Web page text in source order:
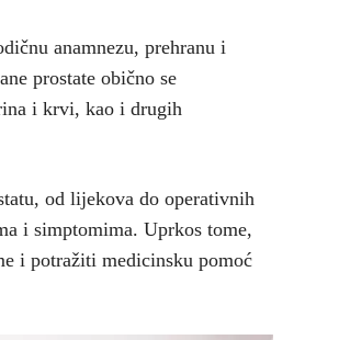
anamnezu, prehranu i
prostate obično se
i krvi, kao i drugih
od lijekova do operativnih
i simptomima. Uprkos tome,
i potražiti medicinsku pomoć